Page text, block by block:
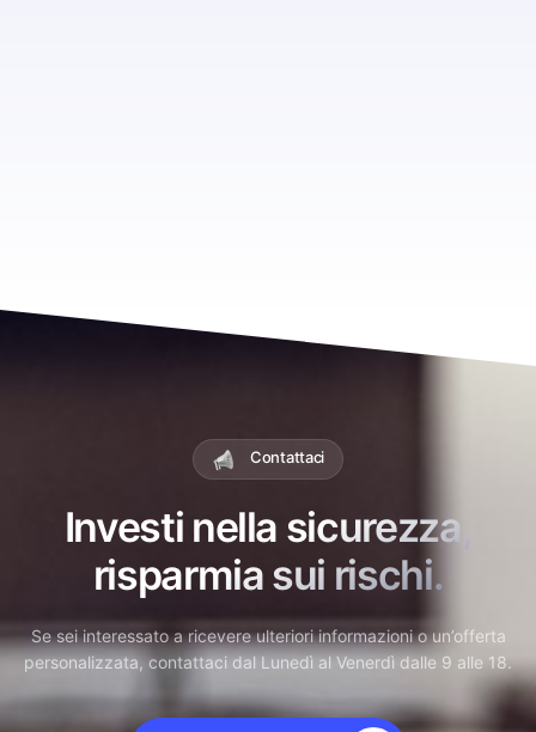
Contattaci
Investi nella sicurezza,
risparmia sui rischi.
Se sei interessato a ricevere ulteriori informazioni o un’offerta
personalizzata, contattaci dal Lunedì al Venerdì dalle 9 alle 18.